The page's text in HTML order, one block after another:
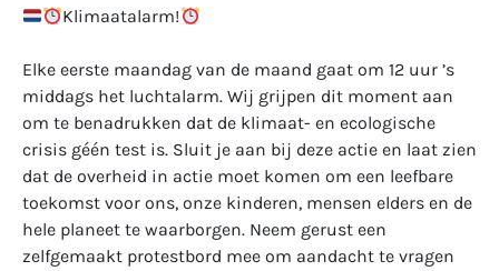
Klimaatalarm!
Elke eerste maandag van de maand gaat om 12 uur ’s
middags het luchtalarm. Wij grijpen dit moment aan
om te benadrukken dat de klimaat- en ecologische
crisis géén test is. Sluit je aan bij deze actie en laat zien
dat de overheid in actie moet komen om een leefbare
toekomst voor ons, onze kinderen, mensen elders en de
hele planeet te waarborgen. Neem gerust een
zelfgemaakt protestbord mee om aandacht te vragen